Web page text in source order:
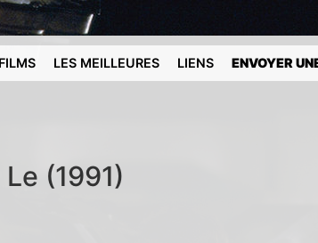
LES MEILLEURES LIENS ENVOYER
(1991)